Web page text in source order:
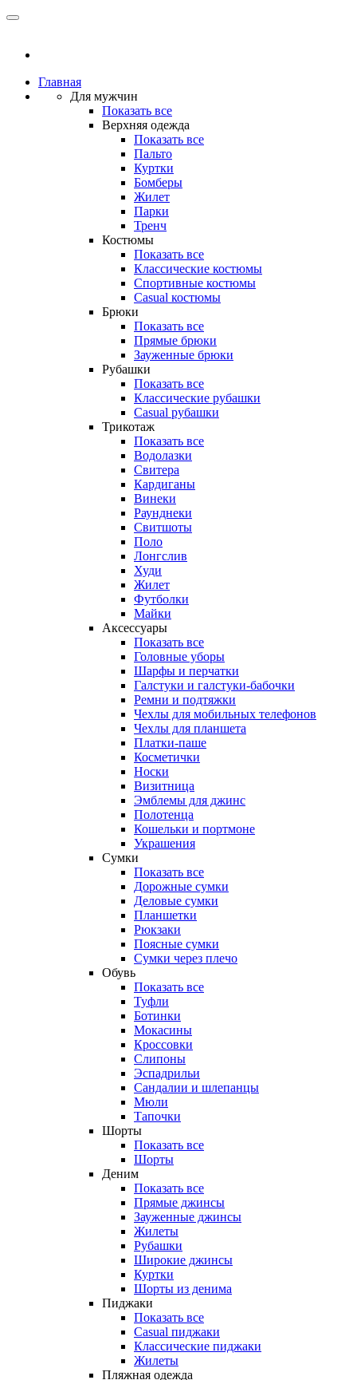
Главная
Для мужчин
Показать все
Верхняя одежда
Показать все
Пальто
Куртки
Бомберы
Жилет
Парки
Тренч
Костюмы
Показать все
Классические костюмы
Спортивные костюмы
Casual костюмы
Брюки
Показать все
Прямые брюки
Зауженные брюки
Рубашки
Показать все
Классические рубашки
Casual рубашки
Трикотаж
Показать все
Водолазки
Свитера
Кардиганы
Винеки
Раунднеки
Свитшоты
Поло
Лонгслив
Худи
Жилет
Футболки
Майки
Аксессуары
Показать все
Головные уборы
Шарфы и перчатки
Галстуки и галстуки-бабочки
Ремни и подтяжки
Чехлы для мобильных телефонов
Чехлы для планшета
Платки-паше
Косметички
Носки
Визитница
Эмблемы для джинс
Полотенца
Кошельки и портмоне
Украшения
Сумки
Показать все
Дорожные сумки
Деловые сумки
Планшетки
Рюкзаки
Поясные сумки
Сумки через плечо
Обувь
Показать все
Туфли
Ботинки
Мокасины
Кроссовки
Слипоны
Эспадрильи
Сандалии и шлепанцы
Мюли
Тапочки
Шорты
Показать все
Шорты
Деним
Показать все
Прямые джинсы
Зауженные джинсы
Жилеты
Рубашки
Широкие джинсы
Куртки
Шорты из денима
Пиджаки
Показать все
Casual пиджаки
Классические пиджаки
Жилеты
Пляжная одежда